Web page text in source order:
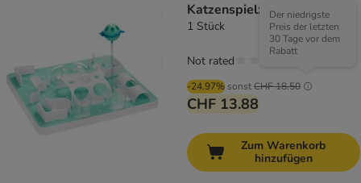
Katzenspielzeug Slo-Mo
1 Stück
-24.97% sonstCHF 18.50
Der niedrigste
Preis der letzten
30 Tage vor dem
Rabatt
CHF 13.88
Not rated
Zum Warenkorb
hinzufügen